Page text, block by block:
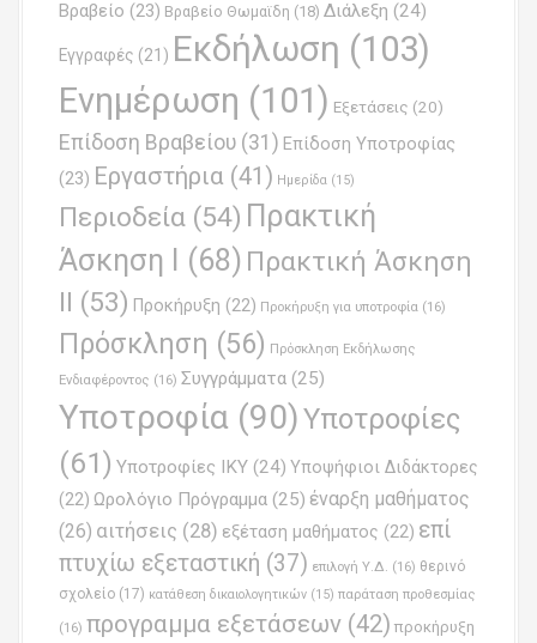
Βραβείο (23) Βραβείο Θωμαϊδη (18) Διάλεξη (24)
Εγγραφές (21) Εκδήλωση (103)
Ενημέρωση (101) Εξετάσεις (20)
Επίδοση Βραβείου (31) Επίδοση Υποτροφίας
(23) Εργαστήρια (41) Ημερίδα (15)
Περιοδεία (54) Πρακτική
Άσκηση Ι
(68) Πρακτική Άσκηση
ΙΙ (53) Προκήρυξη (22) Προκήρυξη για υποτροφία (16)
Πρόσκληση (56) Πρόσκληση Εκδήλωσης
Ενδιαφέροντος (16) Συγγράμματα (25)
Υποτροφία (90)Υποτροφίες
(61) Υποτροφίες ΙΚΥ (24) Υποψήφιοι Διδάκτορες
(22) Ωρολόγιο Πρόγραμμα (25) έναρξη μαθήματος
(26) αιτήσεις (28) εξέταση μαθήματος (22) επί
πτυχίω εξεταστική (37) επιλογή Υ.Δ. (16) θερινό
σχολείο (17) κατάθεση δικαιολογητικών (15) παράταση προθεσμίας
(16) προγραμμα εξετάσεων (42) προκήρυξη